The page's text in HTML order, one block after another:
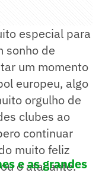
especial para
sonho de
um momento
europeu, algo
orgulho de
clubes ao
continuar
muito feliz
o atacante.
e as grandes